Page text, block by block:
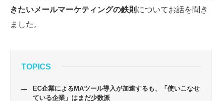
きたいメールマーケティングの鉄則 についてお話を聞き
ました。
TOPICS
EC企業によるMAツール導入が加速するも、「使いこなせ
ている企業」はまだ少数派